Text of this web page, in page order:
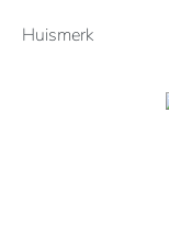
Huismerk